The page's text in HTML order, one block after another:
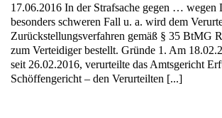
17.06.2016 In der Strafsache gegen … wegen
besonders schweren Fall u. a. wird dem
Zurückstellungsverfahren gemäß § 35 BtMG
zum Verteidiger bestellt. Gründe 1. Am
seit 26.02.2016, verurteilte das Amtsgericht
Schöffengericht – den Verurteilten [...]